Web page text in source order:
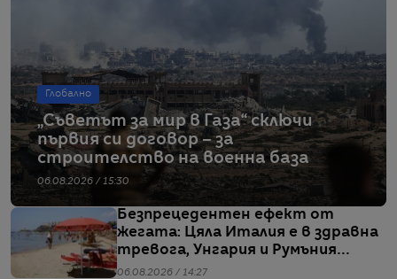
Глобално
„Съветът за мир в Газа“ сключи
първия си договор – за
строителство на военна база
06.08.2026 / 15:30
Безпрецедентен ефект от
жегата: Цяла Италия е в здравна
тревога, Унгария и Румъния
пестят електричество
06.08.2026 / 14:27